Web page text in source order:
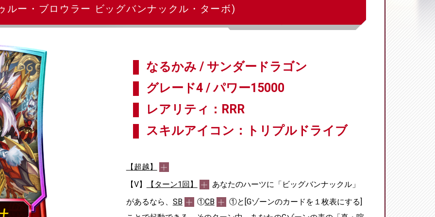
ルー・ブロウラー ビッグバンナックル・ターボ)
なるかみ / サンダードラゴン
グレード4 / パワー15000
レアリティ：RRR
スキルアイコン：トリプルドライブ
【超越】
【V】
【ターン1回】
あなたのハーツに「ビッグバンナックル」
があるなら、 SB ①CB
①と[Gゾーンのカードを１枚表にする]